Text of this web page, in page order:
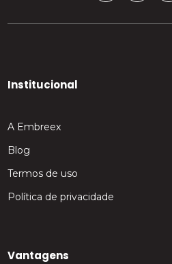
Institucional
A Embreex
Blog
Termos de uso
Política de privacidade
Vantagens